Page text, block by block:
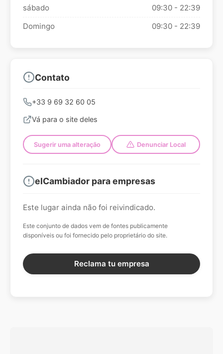
sábado
09:30 - 22:39
Domingo
09:30 - 22:39
Contato
+33 9 69 32 60 05
Vá para o site deles
Sugerir uma alteração Denunciar Local
elCambiador para empresas
Este lugar ainda não foi reivindicado.
Este conjunto de dados vem de fontes publicamente
disponíveis ou foi fornecido pelo proprietário do site.
Reclama tu empresa